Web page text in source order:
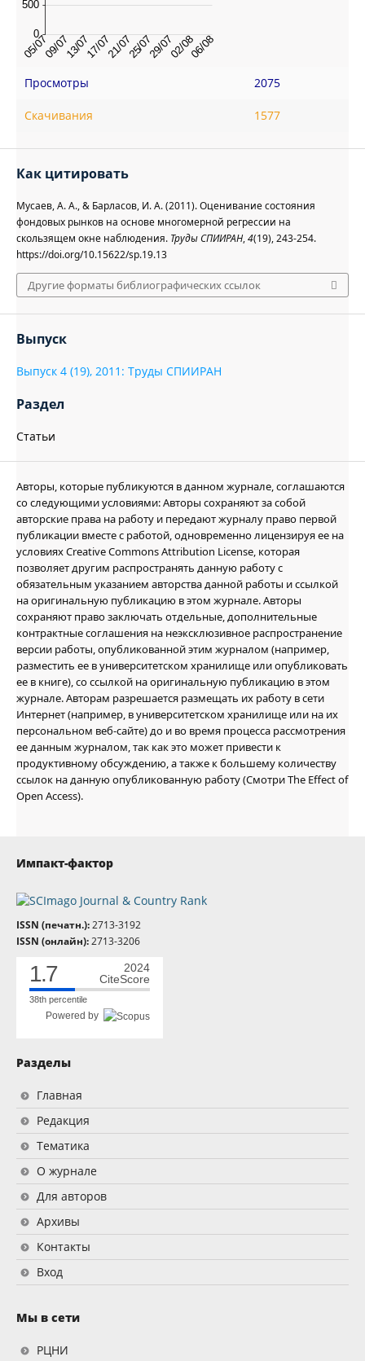
Просмотры 2075
Скачивания 1577
Как цитировать
Мусаев, А. А., & Барласов, И. А. (2011). Оценивание состояния
фондовых рынков на основе многомерной регрессии на
скользящем окне наблюдения. Труды СПИИРАН,4(19), 243-254.
https://doi.org/10.15622/sp.19.13
Другие форматы библиографических ссылок
Выпуск
Выпуск 4 (19), 2011: Труды СПИИРАН
Раздел
Статьи
Авторы, которые публикуются в данном журнале, соглашаются
со следующими условиями: Авторы сохраняют за собой
авторские права на работу и передают журналу право первой
публикации вместе с работой, одновременно лицензируя ее на
условиях Creative Commons Attribution License, которая
позволяет другим распространять данную работу с
обязательным указанием авторства данной работы и ссылкой
на оригинальную публикацию в этом журнале. Авторы
сохраняют право заключать отдельные, дополнительные
контрактные соглашения на неэксклюзивное распространение
версии работы, опубликованной этим журналом (например,
разместить ее в университетском хранилище или опубликовать
ее в книге), со ссылкой на оригинальную публикацию в этом
журнале. Авторам разрешается размещать их работу в сети
Интернет (например, в университетском хранилище или на их
персональном веб-сайте) до и во время процесса рассмотрения
ее данным журналом, так как это может привести к
продуктивному обсуждению, а также к большему количеству
ссылок на данную опубликованную работу (Смотри The Effect of
Open Access).
Импакт-фактор
ISSN (печатн.):2713-3192
ISSN (онлайн):2713-3206
1.7
2024
CiteScore
38th percentile
Powered by
Разделы
Главная
Редакция
Тематика
О журнале
Для авторов
Архивы
Контакты
Вход
Мы в сети
РЦНИ